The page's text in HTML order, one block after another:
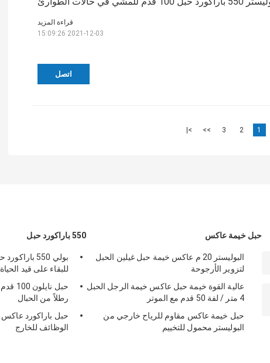
اتصل
قراءة المزيد
2021-12-03 15:09:26
1
2
3
>>
>|
550 باراكورد حبل
للبقاء على قيد الحياة
رطلاً من الحبال
الوظائف للخارج
حبل خيمة عاكس
البوليستر 20 م عاكس خيمة حبل غيلين الحبل
لتزوير الأرجوحة
عالية القوة خيمة حبل عاكس خيمة الرجل الحبل
4 متر / لفة 50 قدم مع الموتر
حبل خيمة عاكس مقاوم للرياح خارجي من
البوليستر محمول للتخييم